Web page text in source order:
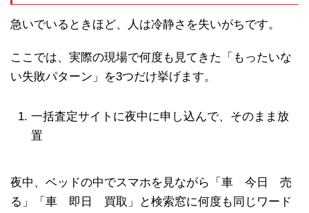
急いでいるときほど、人は冷静さを失いがちです。
ここでは、実際の現場で何度も見てきた「もったいな
い失敗パターン」を3つだけ挙げます。
一括査定サイトに夜中に申し込んで、そのまま放
置
夜中、ベッドの中でスマホを見ながら「車 今日 売
る」「車 即日 買取」と検索窓に何度も同じワード